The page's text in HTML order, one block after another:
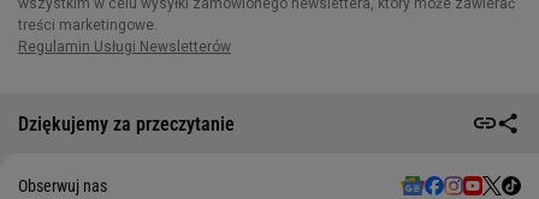
Dziękujemy za przeczytanie
Obserwuj nas